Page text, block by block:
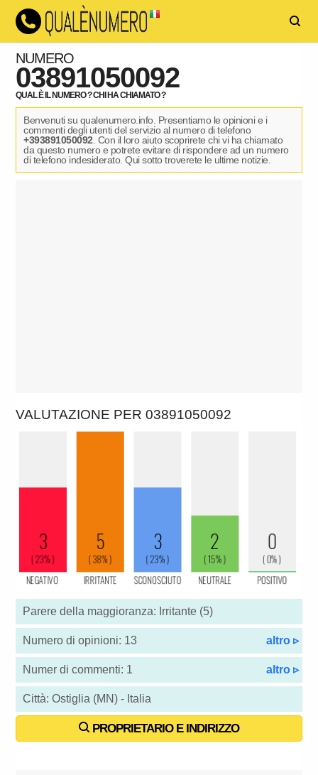
NUMERO
03891050092
QUAL È IL NUMERO ? CHI HA CHIAMATO ?
Benvenuti su qualenumero.info. Presentiamo le opinioni e i
commenti degli utenti del servizio al numero di telefono
+393891050092 . Con il loro aiuto scoprirete chi vi ha chiamato
da questo numero e potrete evitare di rispondere ad un numero
di telefono indesiderato. Qui sotto troverete le ultime notizie.
VALUTAZIONE PER 03891050092
Parere della maggioranza: Irritante (5)
Numero di opinioni: 13 altro ▹
Numer di commenti: 1 altro ▹
Città: Ostiglia (MN) - Italia
PROPRIETARIO E INDIRIZZO